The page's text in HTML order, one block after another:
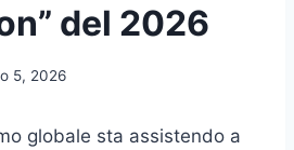
del 2026
5, 2026
globale sta assistendo a